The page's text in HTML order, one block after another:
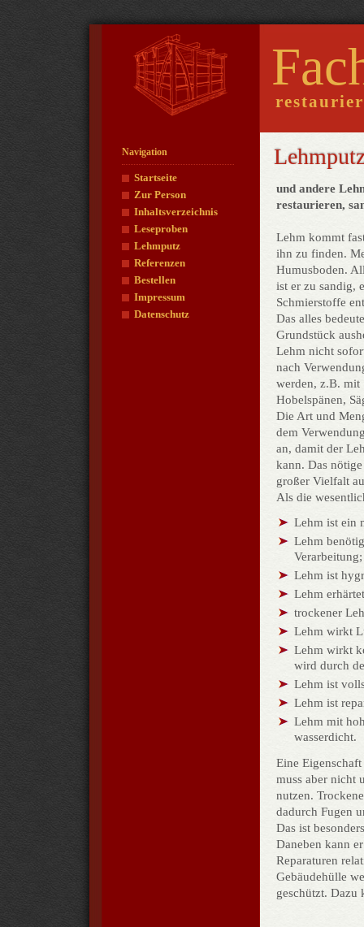
Navigation
Startseite
Zur Person
Inhaltsverzeichnis
Leseproben
Lehmputz
Referenzen
Bestellen
Impressum
Datenschutz
und andere
restaurieren,
Lehm kommt
ihn zu finden.
Humusboden.
ist er zu sandig,
Schmierstoffe
Das alles
Grundstück
Lehm nicht
nach
werden, z.B. mit
Hobelspänen,
Die Art und
dem
an, damit der
kann. Das
großer Vielfalt
Als die
Lehm ist ein
Lehm
Verarbeitung;
Lehm ist
Lehm
trockener
Lehm wirkt
Lehm wirkt
wird durch
Lehm ist
Lehm ist
Lehm mit
wasserdicht.
Eine
muss aber nicht
nutzen.
dadurch Fugen
Das ist
Daneben kann
Reparaturen
Gebäudehülle
geschützt.